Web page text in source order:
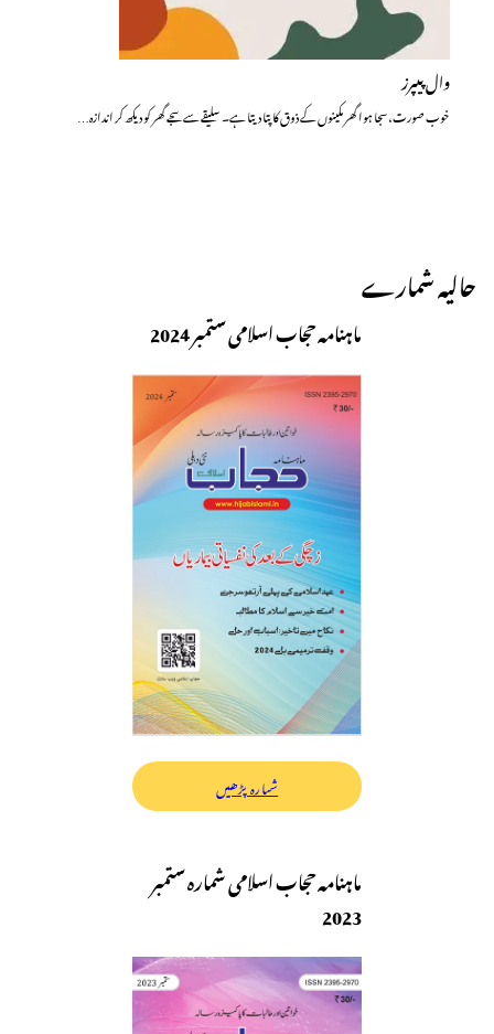
وال پیپرز
خوب صورت، سجا ہوا گھر مکینوں کے ذوق کا پتا دیتا ہے۔ سلیقے سے سجے گھر کو دیکھ کر اندازہ…
حالیہ شمارے
ماہنامہ حجاب اسلامی ستمبر 2024
شمارہ پڑھیں
ماہنامہ حجاب اسلامی شمارہ ستمبر
2023